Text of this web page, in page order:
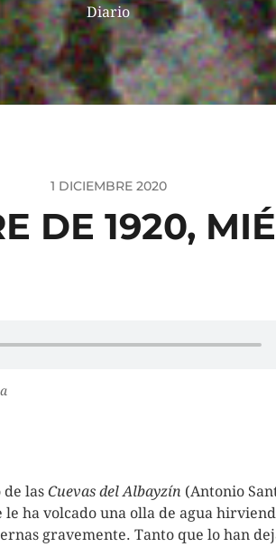
Diario
1 DICIEMBRE 2020
DE 1920,
de las Cuevas del Albayzín (Antonio
le ha volcado una olla de agua
gravemente. Tanto que lo han